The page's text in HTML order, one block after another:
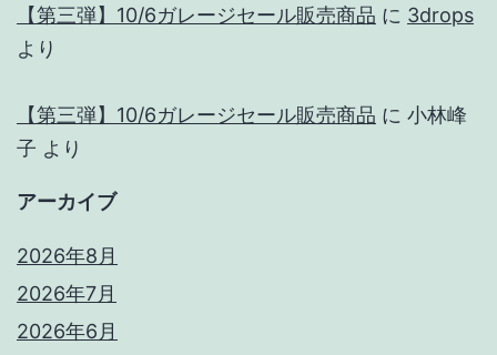
【第三弾】10/6ガレージセール販売商品 に 3drops
より
【第三弾】10/6ガレージセール販売商品 に 小林峰
子 より
アーカイブ
2026年8月
2026年7月
2026年6月